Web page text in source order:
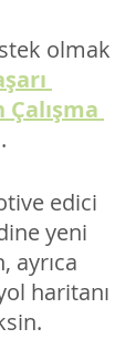
olmak
edici
yeni
ayrıca
haritanı